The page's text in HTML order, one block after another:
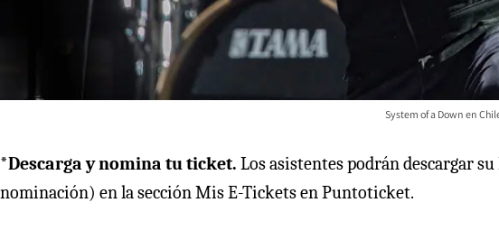
System of a Down en
*Descarga y nomina tu ticket. Los asistentes podrán descargar
nominación) en la sección Mis E-Tickets en Puntoticket.